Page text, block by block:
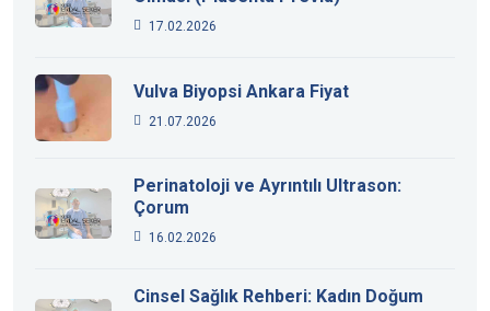
17.02.2026
Vulva Biyopsi Ankara Fiyat
21.07.2026
Perinatoloji ve Ayrıntılı Ultrason:
Çorum
16.02.2026
Cinsel Sağlık Rehberi: Kadın Doğum